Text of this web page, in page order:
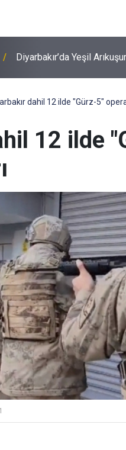
Adalet Bakanı Akın Gürlek’ten
Meclis'e geliyor
dahil 12 ilde "Gürz-5"
12 ilde